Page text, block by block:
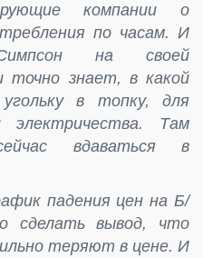
компании о
по часам. И
на своей
точно знает, в какой
в топку, для
электричества. Там
вдаваться в
падения цен на Б/
вывод, что
теряют в цене. И